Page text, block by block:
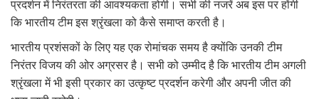
प्रदर्शन में निरंतरता की आवश्यकता होगी। सभी की नजरें अब इस पर होंगी
कि भारतीय टीम इस श्रृंखला को कैसे समाप्त करती है।
भारतीय प्रशंसकों के लिए यह एक रोमांचक समय है क्योंकि उनकी टीम
निरंतर विजय की ओर अग्रसर है। सभी को उम्मीद है कि भारतीय टीम अगली
श्रृंखला में भी इसी प्रकार का उत्कृष्ट प्रदर्शन करेगी और अपनी जीत की